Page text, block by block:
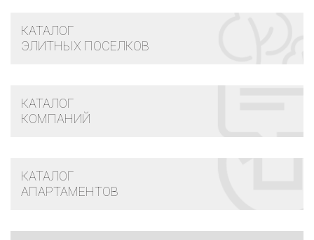
КАТАЛОГ
ЭЛИТНЫХ ПОСЕЛКОВ
КАТАЛОГ
КОМПАНИЙ
КАТАЛОГ
АПАРТАМЕНТОВ